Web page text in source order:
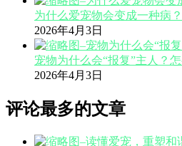
为什么爱宠物会变成一种病
2026年4月3日
宠物为什么会“报复”主人？
2026年4月3日
评论最多的文章